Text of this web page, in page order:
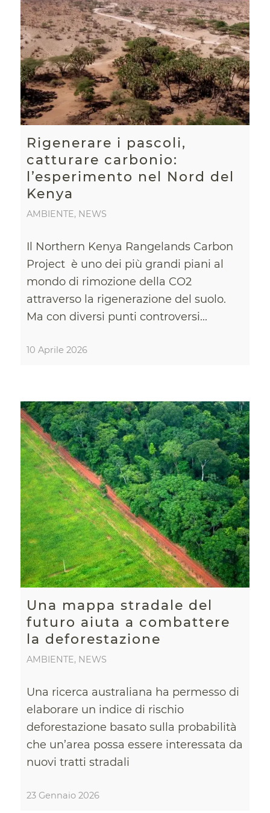
Rigenerare i pascoli,
catturare carbonio:
l’esperimento nel Nord del
Kenya
AMBIENTE, NEWS
Il Northern Kenya Rangelands Carbon
Project è uno dei più grandi piani al
mondo di rimozione della CO2
attraverso la rigenerazione del suolo.
Ma con diversi punti controversi...
10 Aprile 2026
Una mappa stradale del
futuro aiuta a combattere
la deforestazione
AMBIENTE, NEWS
Una ricerca australiana ha permesso di
elaborare un indice di rischio
deforestazione basato sulla probabilità
che un’area possa essere interessata da
nuovi tratti stradali
23 Gennaio 2026